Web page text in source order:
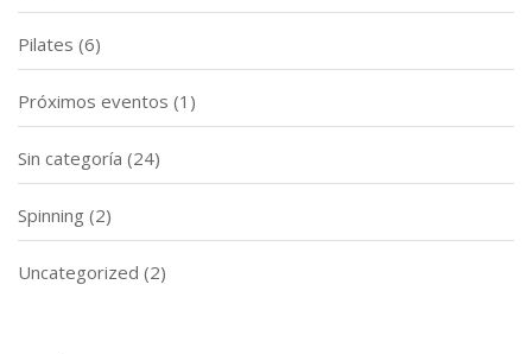
Pilates (6)
Próximos eventos (1)
Sin categoría (24)
Spinning (2)
Uncategorized (2)